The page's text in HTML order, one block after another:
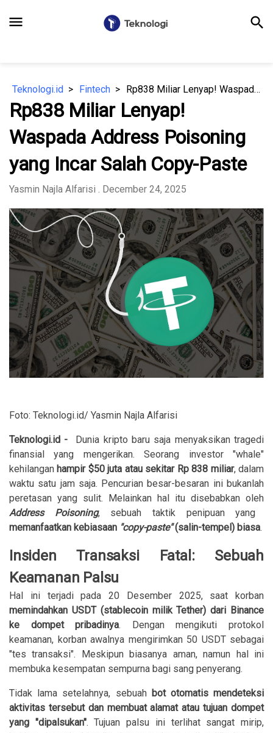
menu search
Teknologi.id Fintech Rp838 Miliar Lenyap! Waspada Address Poisoning yang Incar Salah Copy-Paste
Rp838 Miliar Lenyap!
Waspada Address Poisoning
yang Incar Salah Copy-Paste
Yasmin Najla Alfarisi . December 24, 2025
Foto: Teknologi.id/ Yasmin Najla Alfarisi
Teknologi.id - Dunia kripto baru saja menyaksikan tragedi
finansial yang mengerikan. Seorang investor "whale"
kehilangan hampir $50 juta atau sekitar Rp 838 miliar, dalam
waktu satu jam saja. Pencurian besar-besaran ini bukanlah
peretasan yang sulit. Melainkan hal itu disebabkan oleh
Address Poisoning, sebuah taktik penipuan yang
memanfaatkan kebiasaan "copy-paste"(salin-tempel) biasa.
Insiden Transaksi Fatal: Sebuah
Keamanan Palsu
Hal ini terjadi pada 20 Desember 2025, saat korban
memindahkan USDT (stablecoin milik Tether) dari Binance
ke dompet pribadinya. Dengan mengikuti protokol
keamanan, korban awalnya mengirimkan 50 USDT sebagai
"tes transaksi". Meskipun biasanya aman, namun hal ini
membuka kesempatan sempurna bagi sang penyerang.
Tidak lama setelahnya, sebuah bot otomatis mendeteksi
aktivitas tersebut dan membuat alamat atau tujuan dompet
yang "dipalsukan". Tujuan palsu ini terlihat sangat mirip,